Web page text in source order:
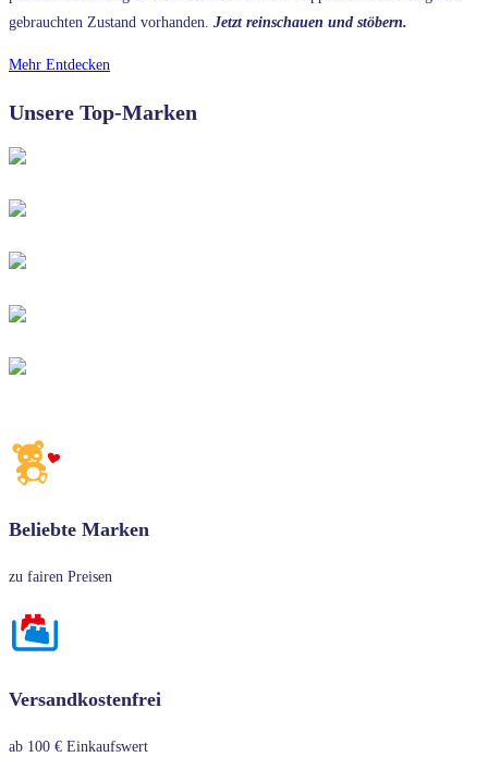
gebrauchten Zustand vorhanden. Jetzt reinschauen und stöbern.
Mehr Entdecken
Unsere Top-Marken
Beliebte Marken
zu fairen Preisen
Versandkostenfrei
ab 100 € Einkaufswert